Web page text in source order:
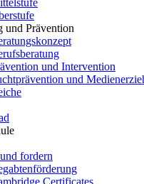
und Prävention
und Intervention
und
fordern
Certificates